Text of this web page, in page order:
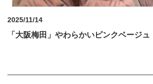
2025/11/14
「大阪梅田」やわらかいピンクベージュ